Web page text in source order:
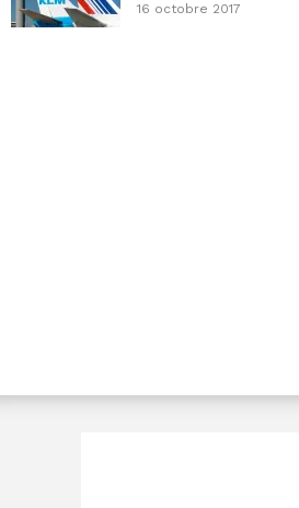
16 octobre 2017